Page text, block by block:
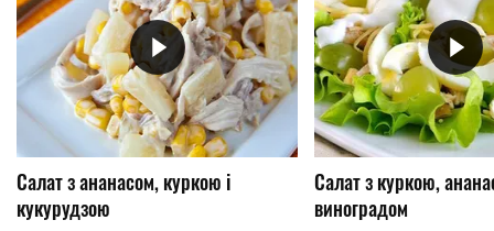
Салат з ананасом, куркою і
кукурудзою
Салат з куркою,
виноградом